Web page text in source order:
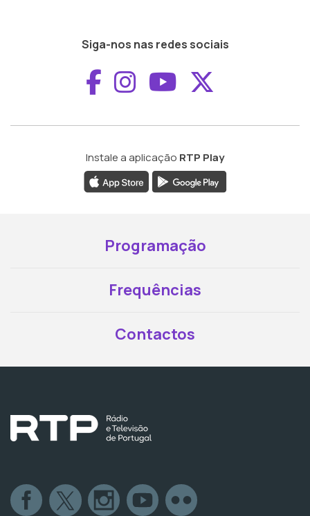
Siga-nos nas redes sociais
Aceder ao
Aceder ao
Aceder ao
Instale a aplicação RTP Play
Programação
Frequências
Contactos